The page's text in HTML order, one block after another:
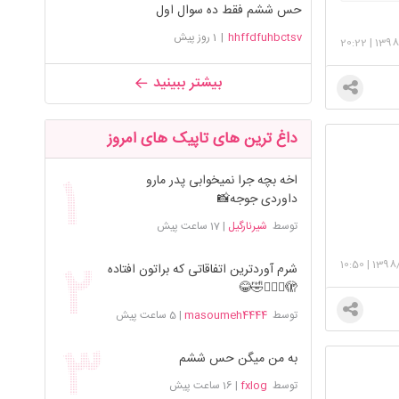
|
20:22
|
10:50
حس ششم فقط ده سوال اول
hhffdfuhbctsv
| 1 روز پیش
بیشتر ببینید
داغ ترین های تاپیک های امروز
اخه بچه جرا نمیخوابی پدر مارو
داوردی جوجه📸
توسط شیرنارگیل |17 ساعت پیش
شرم آوردترین اتفاقاتی که براتون افتاده
🫣🤦🏻‍♀️🤣😂
توسطmasoumeh4444
|5 ساعت پیش
به من میگن حس ششم
توسط fxlog
| 16 ساعت پیش